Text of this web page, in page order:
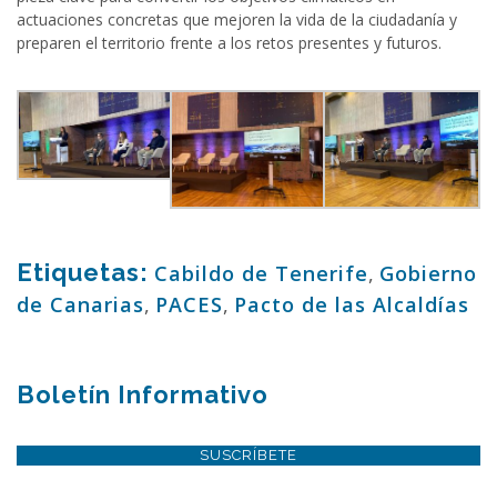
actuaciones concretas que mejoren la vida de la ciudadanía y
preparen el territorio frente a los retos presentes y futuros.
Etiquetas: Cabildo de Tenerife, Gobierno
de Canarias, PACES, Pacto de las Alcaldías
Boletín Informativo
SUSCRÍBETE